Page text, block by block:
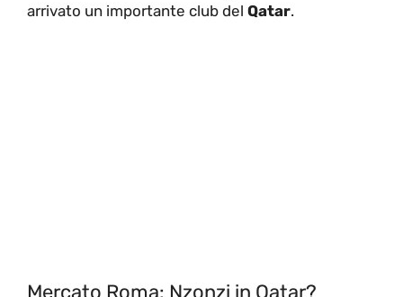
arrivato un importante club del Qatar.
Mercato Roma: Nzonzi in Qatar?